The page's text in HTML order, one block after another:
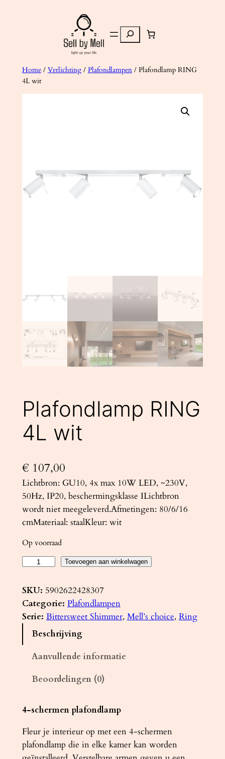
Zoeken
Home/ Verlichting/ Plafondlampen/ Plafondlamp RING
4L wit
Plafondlamp RING
4L wit
€ 107,00
Lichtbron: GU10, 4x max 10W LED, ~230V,
50Hz, IP20, beschermingsklasse ILichtbron
wordt niet meegeleverd.Afmetingen: 80/6/16
cmMateriaal: staalKleur: wit
Op voorraad
a
f
o
R
N
G
Toevoegen aan winkelwagen
SKU: 5902622428307
Categorie: Plafondlampen
Serie: Bittersweet Shimmer, Mell’s choice, Ring
Beschrijving
Aanvullende informatie
Beoordelingen (0)
4-schermen plafondlamp
Fleur je interieur op met een 4-schermen
plafondlamp die in elke kamer kan worden